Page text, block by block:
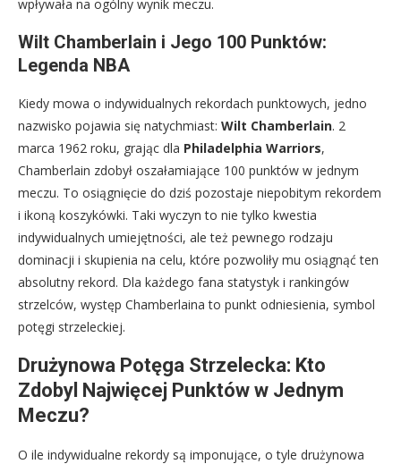
wpływała na ogólny wynik meczu.
Wilt Chamberlain i Jego 100 Punktów:
Legenda NBA
Kiedy mowa o indywidualnych rekordach punktowych, jedno
nazwisko pojawia się natychmiast: Wilt Chamberlain. 2
marca 1962 roku, grając dla Philadelphia Warriors,
Chamberlain zdobył oszałamiające 100 punktów w jednym
meczu. To osiągnięcie do dziś pozostaje niepobitym rekordem
i ikoną koszykówki. Taki wyczyn to nie tylko kwestia
indywidualnych umiejętności, ale też pewnego rodzaju
dominacji i skupienia na celu, które pozwoliły mu osiągnąć ten
absolutny rekord. Dla każdego fana statystyk i rankingów
strzelców, występ Chamberlaina to punkt odniesienia, symbol
potęgi strzeleckiej.
Drużynowa Potęga Strzelecka: Kto
Zdobyl Najwięcej Punktów w Jednym
Meczu?
O ile indywidualne rekordy są imponujące, o tyle drużynowa